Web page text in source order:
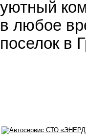
уютный
в любое
поселок в